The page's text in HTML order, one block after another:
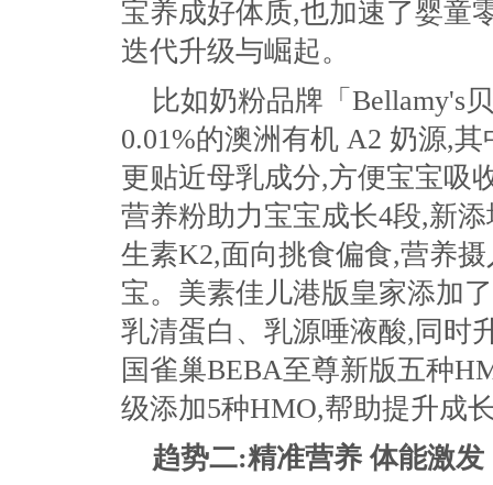
宝养成好体质,也加速了婴童
迭代升级与崛起。
比如奶粉品牌「Bellamy's
0.01%的澳洲有机 A2 奶源,
更贴近母乳成分,方便宝宝吸
营养粉助力宝宝成长4段,新
生素K2,面向挑食偏食,营养
宝。美素佳儿港版皇家添加
乳清蛋白、乳源唾液酸,同时
国雀巢BEBA至尊新版五种
级添加5种HMO,帮助提升成
趋势二:精准营养 体能激发